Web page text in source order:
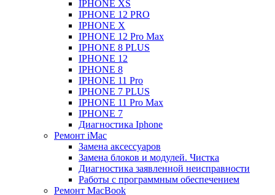
IPHONE XS
IPHONE 12 PRO
IPHONE X
IPHONE 12 Pro Max
IPHONE 8 PLUS
IPHONE 12
IPHONE 8
IPHONE 11 Pro
IPHONE 7 PLUS
IPHONE 11 Pro Max
IPHONE 7
Диагностика Iphone
Ремонт iMac
Замена аксессуаров
Замена блоков и модулей. Чистка
Диагностика заявленной неисправности
Работы с программным обеспечением
Ремонт MacBook